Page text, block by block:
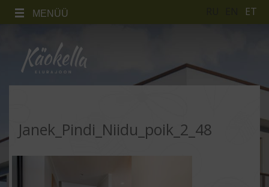
MENÜÜ ET
Janek_Pindi_Niidu_poik_2_48